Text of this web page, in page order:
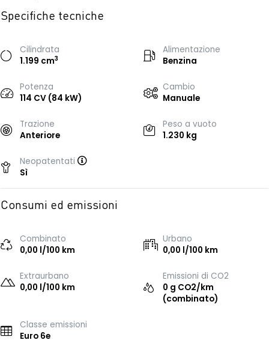
Specifiche tecniche
Cilindrata
1.199 cm3
Alimentazione
Benzina
Potenza
114 CV (84 kW)
Cambio
Manuale
Trazione
Anteriore
Peso a vuoto
1.230 kg
Neopatentati
Sì
Consumi ed emissioni
Combinato
0,00 l/100 km
Urbano
0,00 l/100 km
Extraurbano
0,00 l/100 km
Emissioni di CO2
0 g CO2/km
(combinato)
Classe emissioni
Euro 6e